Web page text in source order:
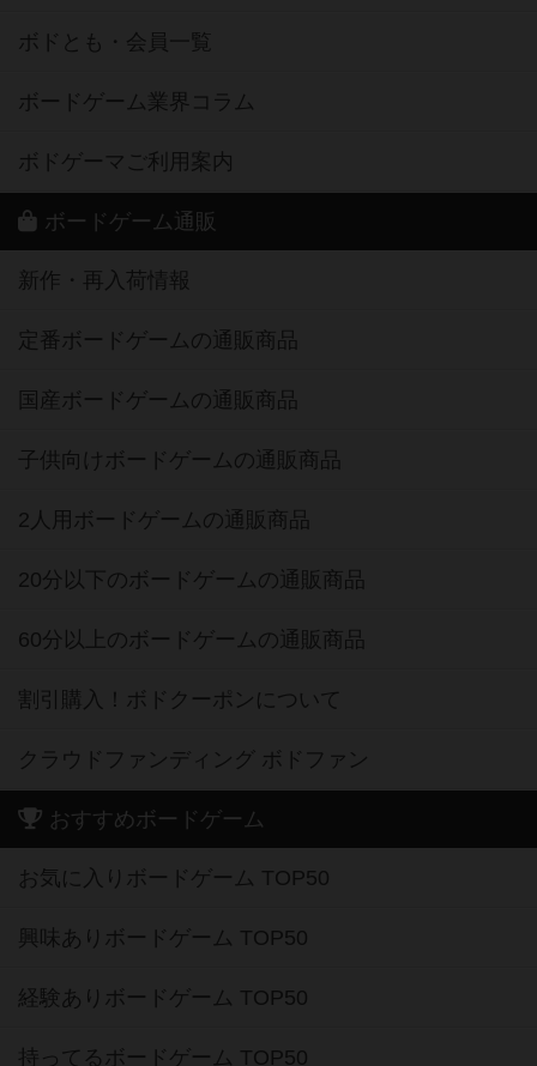
ボドとも・会員一覧
ボードゲーム業界コラム
ボドゲーマご利用案内
ボードゲーム通販
新作・再入荷情報
定番ボードゲームの通販商品
国産ボードゲームの通販商品
子供向けボードゲームの通販商品
2人用ボードゲームの通販商品
20分以下のボードゲームの通販商品
60分以上のボードゲームの通販商品
割引購入！ボドクーポンについて
クラウドファンディング ボドファン
おすすめボードゲーム
お気に入りボードゲーム TOP50
興味ありボードゲーム TOP50
経験ありボードゲーム TOP50
持ってるボードゲーム TOP50